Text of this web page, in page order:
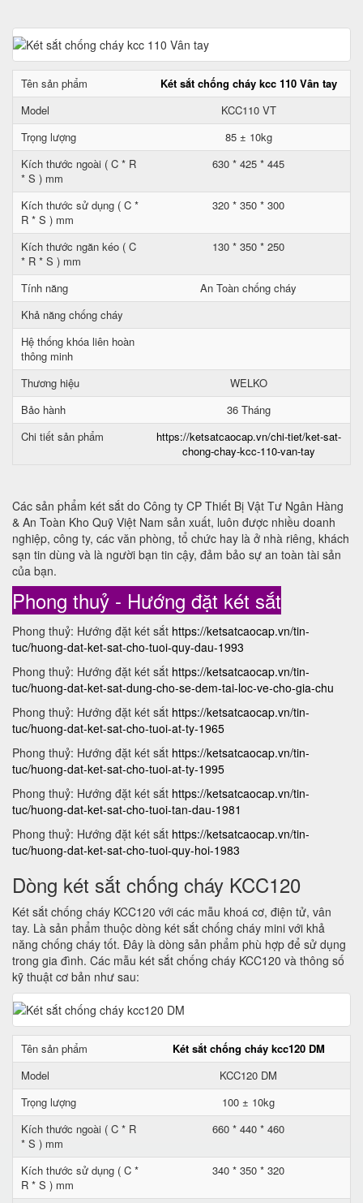
Tên sản phẩm
Két sắt chống cháy kcc 110 Vân tay
Model
KCC110 VT
Trọng lượng
85 ± 10kg
Kích thước ngoài ( C * R
* S ) mm
630 * 425 * 445
Kích thước sử dụng ( C *
R * S ) mm
320 * 350 * 300
Kích thước ngăn kéo ( C
* R * S ) mm
130 * 350 * 250
Tính năng
An Toàn chống cháy
Khả năng chống cháy
Hệ thống khóa liên hoàn
thông minh
Thương hiệu
WELKO
Bảo hành
36 Tháng
Chi tiết sản phẩm
https://ketsatcaocap.vn/chi-tiet/ket-sat-
chong-chay-kcc-110-van-tay
Các sản phẩm két sắt do Công ty CP Thiết Bị Vật Tư Ngân Hàng
& An Toàn Kho Quỹ Việt Nam sản xuất, luôn được nhiều doanh
nghiệp, công ty, các văn phòng, tổ chức hay là ở nhà riêng, khách
sạn tin dùng và là người bạn tin cậy, đảm bảo sự an toàn tài sản
của bạn.
Phong thuỷ - Hướng đặt két sắt
Phong thuỷ: Hướng đặt két sắt https://ketsatcaocap.vn/tin-
tuc/huong-dat-ket-sat-cho-tuoi-quy-dau-1993
Phong thuỷ: Hướng đặt két sắt https://ketsatcaocap.vn/tin-
tuc/huong-dat-ket-sat-dung-cho-se-dem-tai-loc-ve-cho-gia-chu
Phong thuỷ: Hướng đặt két sắt https://ketsatcaocap.vn/tin-
tuc/huong-dat-ket-sat-cho-tuoi-at-ty-1965
Phong thuỷ: Hướng đặt két sắt https://ketsatcaocap.vn/tin-
tuc/huong-dat-ket-sat-cho-tuoi-at-ty-1995
Phong thuỷ: Hướng đặt két sắt https://ketsatcaocap.vn/tin-
tuc/huong-dat-ket-sat-cho-tuoi-tan-dau-1981
Phong thuỷ: Hướng đặt két sắt https://ketsatcaocap.vn/tin-
tuc/huong-dat-ket-sat-cho-tuoi-quy-hoi-1983
Dòng két sắt chống cháy KCC120
Két sắt chống cháy KCC120 với các mẫu khoá cơ, điện tử, vân
tay. Là sản phẩm thuộc dòng két sắt chống cháy mini với khả
năng chống cháy tốt. Đây là dòng sản phẩm phù hợp để sử dụng
trong gia đình. Các mẫu két sắt chống cháy KCC120 và thông số
kỹ thuật cơ bản như sau:
Tên sản phẩm
Két sắt chống cháy kcc120 DM
Model
KCC120 DM
Trọng lượng
100 ± 10kg
Kích thước ngoài ( C * R
* S ) mm
660 * 440 * 460
Kích thước sử dụng ( C *
R * S ) mm
340 * 350 * 320